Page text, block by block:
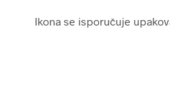
Ikona se isporučuje